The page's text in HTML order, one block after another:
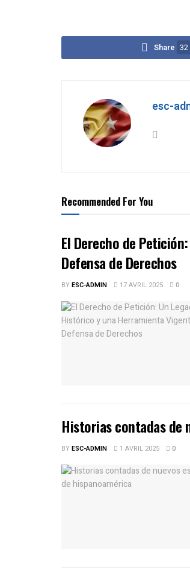
Share 32
esc-
Recommended For You
El Derecho de
Defensa de Derechos
BYESC-ADMIN 17 AVRIL 2025 0
Historias contadas de
BYESC-ADMIN 1 AVRIL 2025 0